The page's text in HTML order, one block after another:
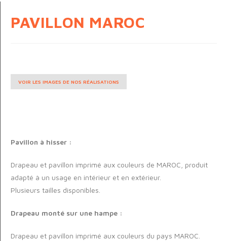
PAVILLON MAROC
VOIR LES IMAGES DE NOS RÉALISATIONS
Pavillon à hisser :
Drapeau et pavillon imprimé aux couleurs de MAROC, produit
adapté à un usage en intérieur et en extérieur.
Plusieurs tailles disponibles.
Drapeau monté sur une hampe :
Drapeau et pavillon imprimé aux couleurs du pays MAROC.